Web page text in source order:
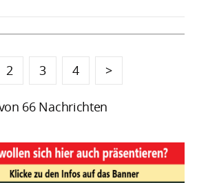
2 3 4 >
66 Nachrichten